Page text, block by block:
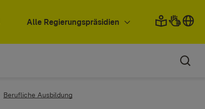
Alle Regierungspräsidien
Berufliche Ausbildung